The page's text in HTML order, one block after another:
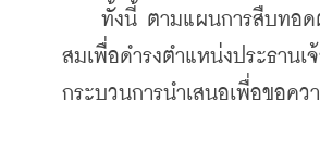
ทั้งนี้ ตามแผนการสืบทอดตำ
สมเพื่อดำรงตำแหน่งประธาน
กระบวนการนำเสนอเพื่อขอคว